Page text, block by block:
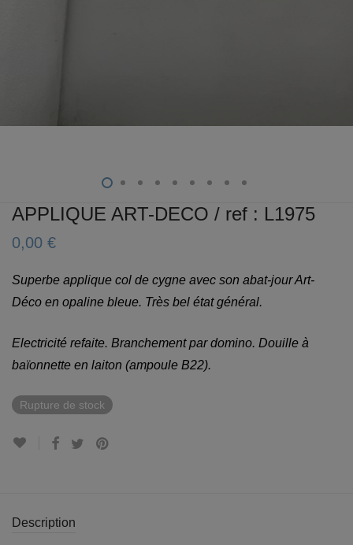
APPLIQUE ART-DECO / ref : L1975
0,00 €
Superbe applique col de cygne avec son abat-jour Art-
Déco en opaline bleue. Très bel état général.
Electricité refaite. Branchement par domino. Douille à
baïonnette en laiton (ampoule B22).
Rupture de stock
Description